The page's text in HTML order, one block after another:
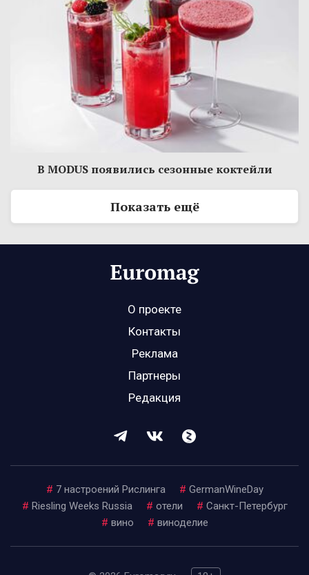
В MODUS появились сезонные коктейли
Показать ещё
О проекте
Контакты
Реклама
Партнеры
Редакция
# 7 настроений Рислинга # GermanWineDay
# Riesling Weeks Russia # отели # Санкт-Петербург
# вино # виноделие